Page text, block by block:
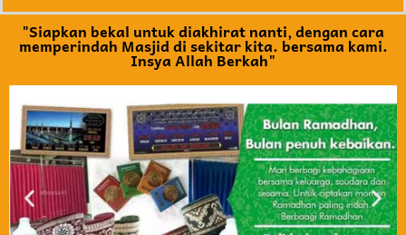
"Siapkan bekal untuk diakhirat nanti, dengan cara
memperindah Masjid di sekitar kita. bersama kami.
Insya Allah Berkah"